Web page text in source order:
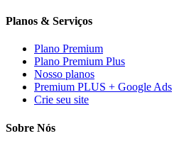
Planos & Serviços
Plano Premium
Plano Premium Plus
Nosso planos
Premium PLUS + Google Ads
Crie seu site
Sobre Nós